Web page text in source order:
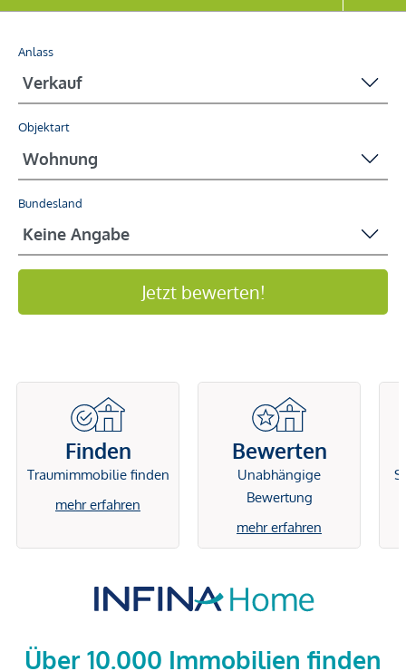
Anlass
Objektart
Bundesland
Jetzt bewerten!
Finden
Traumimmobilie finden
mehr erfahren
Bewerten
Unabhängige
Bewertung
mehr erfahren
Über 10.000 Immobilien finden